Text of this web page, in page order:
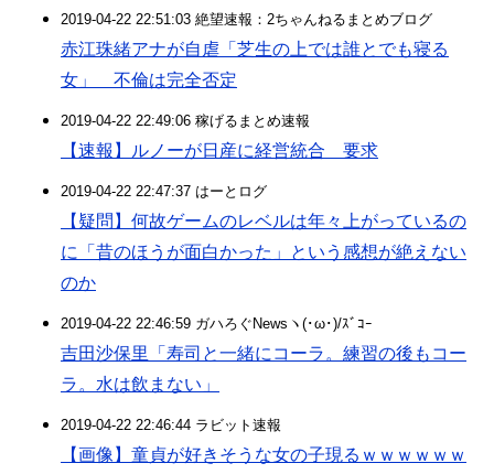
2019-04-22 22:51:03 絶望速報：2ちゃんねるまとめブログ
赤江珠緒アナが自虐「芝生の上では誰とでも寝る
女」 不倫は完全否定
2019-04-22 22:49:06 稼げるまとめ速報
【速報】ルノーが日産に経営統合 要求
2019-04-22 22:47:37 はーとログ
【疑問】何故ゲームのレベルは年々上がっているの
に「昔のほうが面白かった」という感想が絶えない
のか
2019-04-22 22:46:59 ガハろぐNewsヽ(･ω･)/ｽﾞｺｰ
吉田沙保里「寿司と一緒にコーラ。練習の後もコー
ラ。水は飲まない」
2019-04-22 22:46:44 ラビット速報
【画像】童貞が好きそうな女の子現るｗｗｗｗｗｗ